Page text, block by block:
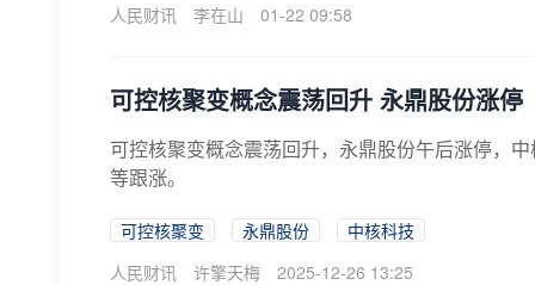
人民财讯
李在山 01-22 09:58
可控核聚变概念震荡回升 永鼎股份涨停
可控核聚变概念震荡回升，永鼎股份午后涨停，
等跟涨。
可控核聚变 永鼎股份
中核科技
人民财讯
许擎天梅 2025-12-26 13:25